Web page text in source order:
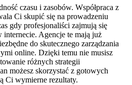
czasu ⁢i zasobów. Współpraca z
Ci skupić się na prowadzeniu
gdy profesjonaliści zajmują się
⁣Agencje te mają już
do skutecznego ‍zarządzania
online.⁢ Dzięki temu nie musisz
różnych ​strategii
możesz skorzystać z gotowych
Ci wymierne rezultaty.